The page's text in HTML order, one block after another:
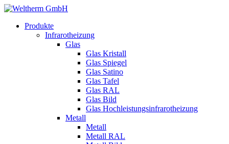
Produkte
Infrarotheizung
Glas
Glas Kristall
Glas Spiegel
Glas Satino
Glas Tafel
Glas RAL
Glas Bild
Glas Hochleistungsinfrarotheizung
Metall
Metall
Metall RAL